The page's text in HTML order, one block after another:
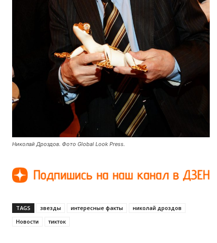
Николай Дроздов. Фото Global Look Press.
TAGS звезды интересные факты
николай дроздов
Новости
тикток